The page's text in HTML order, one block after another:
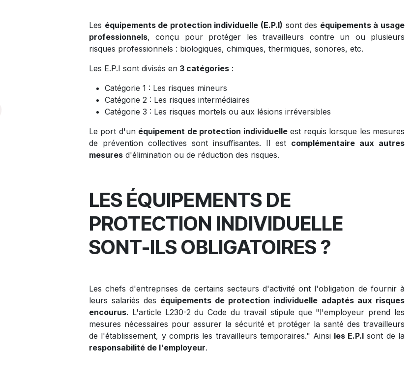
Les équipements de protection individuelle (E.P.I) sont des équipements à usage
professionnels, conçu pour protéger les travailleurs contre un ou plusieurs
risques professionnels : biologiques, chimiques, thermiques, sonores, etc.
Les E.P.I sont divisés en 3 catégories :
Catégorie 1 : Les risques mineurs
Catégorie 2 : Les risques intermédiaires
Catégorie 3 : Les risques mortels ou aux lésions irréversibles
Le port d'un équipement de protection individuelleest requis lorsque les mesures
de prévention collectives sont insuffisantes. Il est complémentaire aux autres
mesures d'élimination ou de réduction des risques.
LES ÉQUIPEMENTS DE
PROTECTION INDIVIDUELLE
SONT-ILS OBLIGATOIRES ?
Les chefs d'entreprises de certains secteurs d'activité ont l'obligation de fournir à
leurs salariés des équipements de protection individuelle adaptés aux risques
encourus. L'article L230-2 du Code du travail stipule que "l'employeur prend les
mesures nécessaires pour assurer la sécurité et protéger la santé des travailleurs
de l'établissement, y compris les travailleurs temporaires." Ainsi les E.P.I sont de la
responsabilité de l'employeur.